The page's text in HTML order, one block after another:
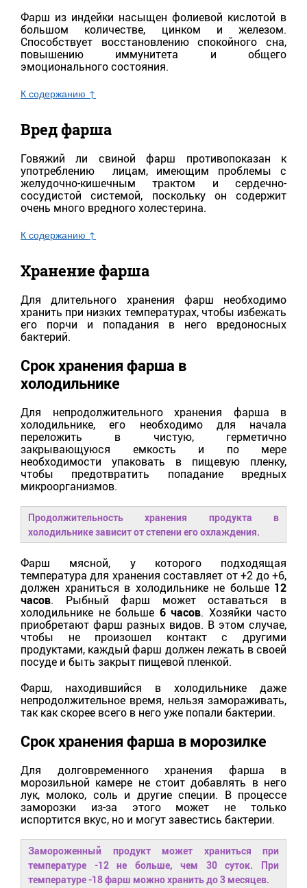
Фарш из индейки насыщен фолиевой кислотой в
большом количестве, цинком и железом.
Способствует восстановлению спокойного сна,
повышению иммунитета и общего
эмоционального состояния.
К содержанию ↑
Вред фарша
Говяжий ли свиной фарш противопоказан к
употреблению лицам, имеющим проблемы с
желудочно-кишечным трактом и сердечно-
сосудистой системой, поскольку он содержит
очень много вредного холестерина.
К содержанию ↑
Хранение фарша
Для длительного хранения фарш необходимо
хранить при низких температурах, чтобы избежать
его порчи и попадания в него вредоносных
бактерий.
Срок хранения фарша в
холодильнике
Для непродолжительного хранения фарша в
холодильнике, его необходимо для начала
переложить в чистую, герметично
закрывающуюся емкость и по мере
необходимости упаковать в пищевую пленку,
чтобы предотвратить попадание вредных
микроорганизмов.
Продолжительность хранения продукта в
холодильнике зависит от степени его охлаждения.
Фарш мясной, у которого подходящая
температура для хранения составляет от +2 до +6,
должен храниться в холодильнике не больше 12
часов. Рыбный фарш может оставаться в
холодильнике не больше 6 часов. Хозяйки часто
приобретают фарш разных видов. В этом случае,
чтобы не произошел контакт с другими
продуктами, каждый фарш должен лежать в своей
посуде и быть закрыт пищевой пленкой.
Фарш, находившийся в холодильнике даже
непродолжительное время, нельзя замораживать,
так как скорее всего в него уже попали бактерии.
Срок хранения фарша в морозилке
Для долговременного хранения фарша в
морозильной камере не стоит добавлять в него
лук, молоко, соль и другие специи. В процессе
заморозки из-за этого может не только
испортится вкус, но и могут завестись бактерии.
Замороженный продукт может храниться при
температуре -12 не больше, чем 30 суток. При
температуре -18 фарш можно хранить до 3 месяцев.